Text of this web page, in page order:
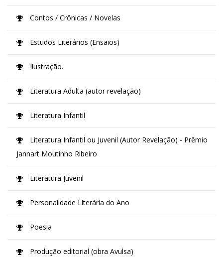
Contos / Crônicas / Novelas
Estudos Literários (Ensaios)
Ilustração.
Literatura Adulta (autor revelação)
Literatura Infantil
Literatura Infantil ou Juvenil (Autor Revelação) - Prêmio
Jannart Moutinho Ribeiro
Literatura Juvenil
Personalidade Literária do Ano
Poesia
Produção editorial (obra Avulsa)